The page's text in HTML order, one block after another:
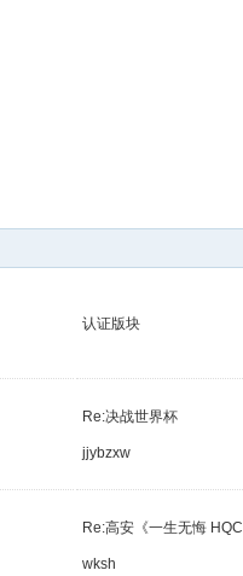
认证版块
Re:决战世界杯
jjybzxw
Re:高安《一生无悔
wksh